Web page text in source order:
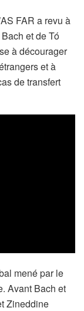
FAR a revu à
et de Tó
à décourager
et à
de transfert
mené par le
Avant Bach et
Zineddine